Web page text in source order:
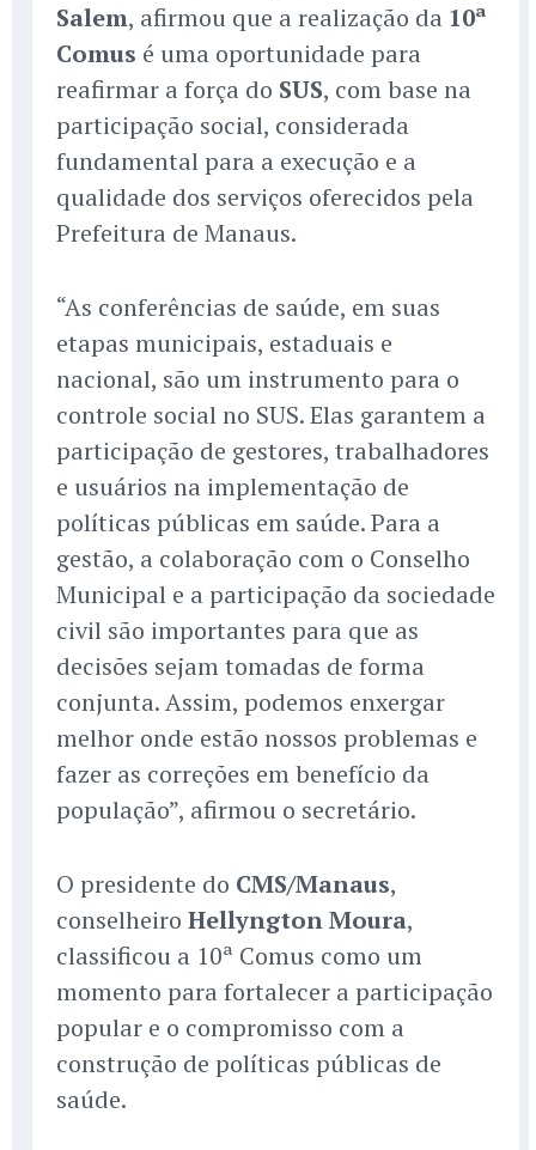
Salem, afirmou que a realização da 10ª
Comus é uma oportunidade para
reafirmar a força do SUS, com base na
participação social, considerada
fundamental para a execução e a
qualidade dos serviços oferecidos pela
Prefeitura de Manaus.
“As conferências de saúde, em suas
etapas municipais, estaduais e
nacional, são um instrumento para o
controle social no SUS. Elas garantem a
participação de gestores, trabalhadores
e usuários na implementação de
políticas públicas em saúde. Para a
gestão, a colaboração com o Conselho
Municipal e a participação da sociedade
civil são importantes para que as
decisões sejam tomadas de forma
conjunta. Assim, podemos enxergar
melhor onde estão nossos problemas e
fazer as correções em benefício da
população”, afirmou o secretário.
O presidente do CMS/Manaus,
conselheiro Hellyngton Moura,
classificou a 10ª Comus como um
momento para fortalecer a participação
popular e o compromisso com a
construção de políticas públicas de
saúde.